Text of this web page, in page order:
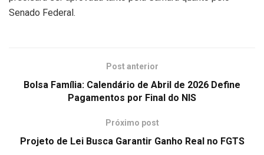
Senado Federal.
Post anterior
Bolsa Família: Calendário de Abril de 2026 Define
Pagamentos por Final do NIS
Próximo post
Projeto de Lei Busca Garantir Ganho Real no FGTS